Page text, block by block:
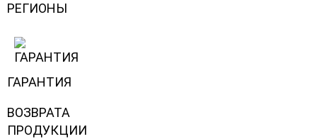
РЕГИОНЫ
ГАРАНТИЯ
ВОЗВРАТА
ПРОДУКЦИИ